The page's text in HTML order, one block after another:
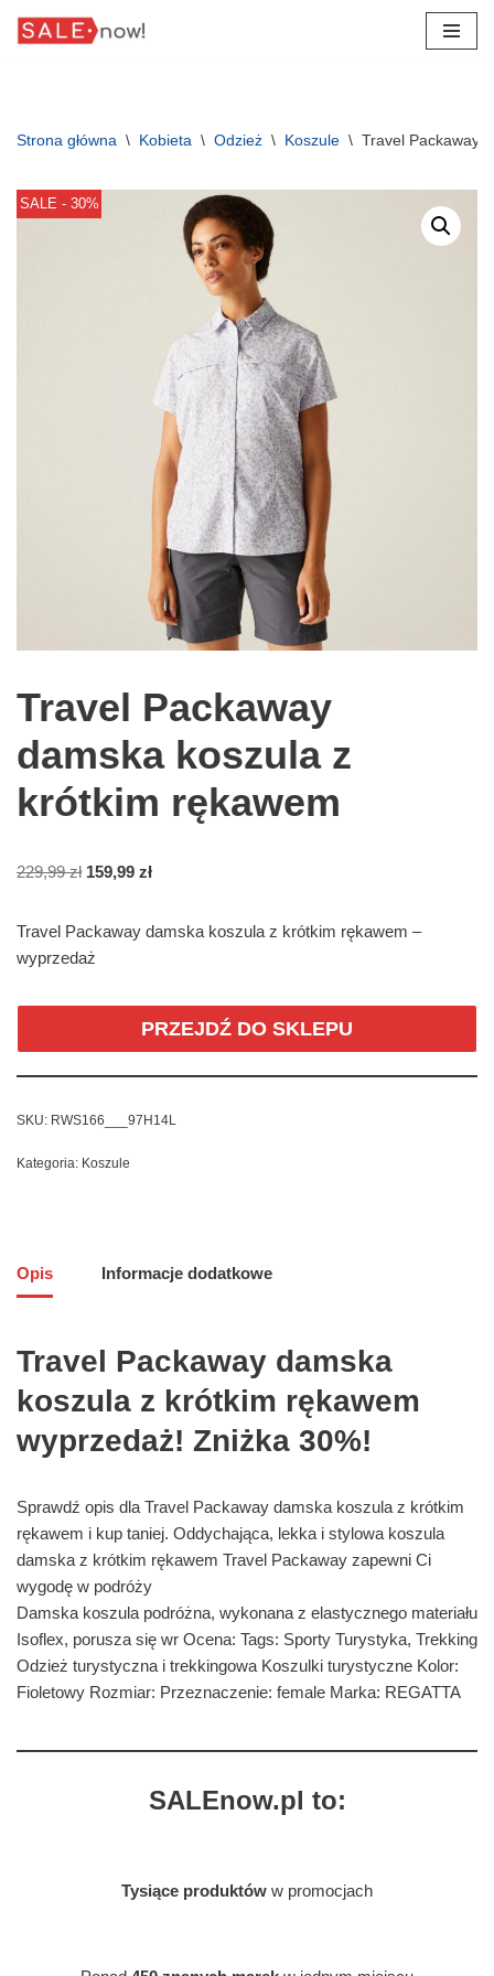
Strona główna \ Kobieta \ Odzież \ Koszule \ Travel Packaway
SALE - 30%
Travel Packaway
damska koszula z
krótkim rękawem
229,99zł 159,99 zł
Travel Packaway damska koszula z krótkim rękawem –
wyprzedaż
PRZEJDŹ DO SKLEPU
SKU: RWS166___97H14L
Kategoria: Koszule
Opis Informacje dodatkowe
Travel Packaway damska
koszula z krótkim rękawem
wyprzedaż! Zniżka 30%!
Sprawdź opis dla Travel Packaway damska koszula z krótkim
rękawem i kup taniej. Oddychająca, lekka i stylowa koszula
damska z krótkim rękawem Travel Packaway zapewni Ci
wygodę w podróży
Damska koszula podróżna, wykonana z elastycznego materiału
Isoflex, porusza się wr Ocena: Tags: Sporty Turystyka, Trekking
Odzież turystyczna i trekkingowa Koszulki turystyczne Kolor:
Fioletowy Rozmiar: Przeznaczenie: female Marka: REGATTA
SALEnow.pl to:
Tysiące produktów w promocjach